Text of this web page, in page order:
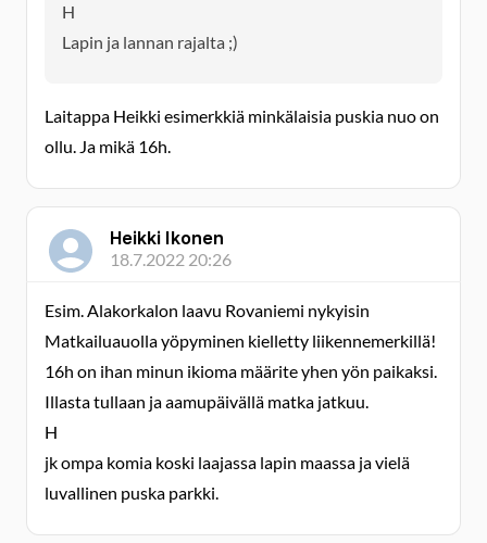
H
Lapin ja lannan rajalta ;)
Laitappa Heikki esimerkkiä minkälaisia puskia nuo on
ollu. Ja mikä 16h.
Heikki Ikonen
18.7.2022 20:26
Esim. Alakorkalon laavu Rovaniemi nykyisin
Matkailuauolla yöpyminen kielletty liikennemerkillä!
16h on ihan minun ikioma määrite yhen yön paikaksi.
Illasta tullaan ja aamupäivällä matka jatkuu.
H
jk ompa komia koski laajassa lapin maassa ja vielä
luvallinen puska parkki.